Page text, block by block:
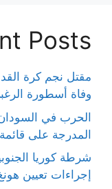
Posts
مقتل نجم كرة
وفاة أسطورة
الحرب في السودان
المدرجة على
شرطة كوريا
إجراءات تعيين